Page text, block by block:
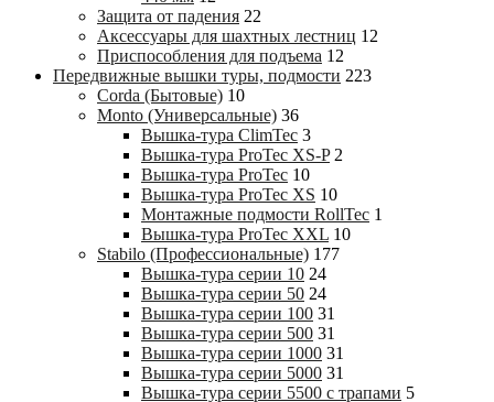
Защита от падения 22
Аксессуары для шахтных лестниц 12
Приспособления для подъема 12
Передвижные вышки туры, подмости 223
Corda (Бытовые) 10
Monto (Универсальные) 36
Вышка-тура ClimTec 3
Вышка-тура ProTec XS-P 2
Вышка-тура ProTec 10
Вышка-тура ProTec XS 10
Монтажные подмости RollTec 1
Вышка-тура ProTec XXL 10
Stabilo (Профессиональные) 177
Вышка-тура cерии 10 24
Вышка-тура cерии 50 24
Вышка-тура cерии 100 31
Вышка-тура cерии 500 31
Вышка-тура cерии 1000 31
Вышка-тура cерии 5000 31
Вышка-тура cерии 5500 с трапами 5